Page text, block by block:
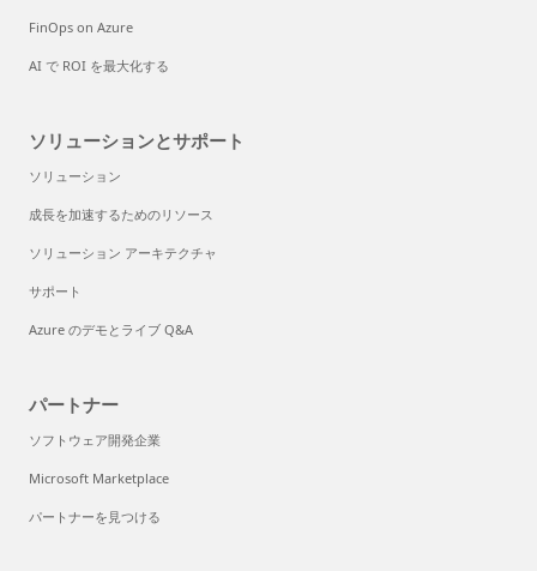
FinOps on Azure
AI で ROI を最大化する
ソリューションとサポート
ソリューション
成長を加速するためのリソース
ソリューション アーキテクチャ
サポート
Azure のデモとライブ Q&A
パートナー
ソフトウェア開発企業
Microsoft Marketplace
パートナーを見つける